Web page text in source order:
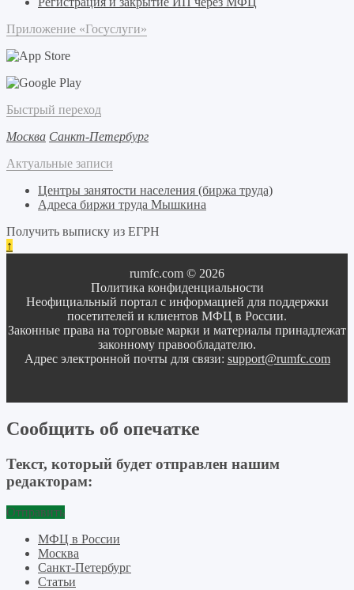
Приложение «Госуслуги»
Быстрый переход
Москва Санкт-Петербург
Актуальные записи
Центры занятости населения (биржа труда)
Адреса биржи труда Мышкина
Получить выписку из ЕГРН
↑
rumfc.com © 2026
Политика конфиденциальности
Неофициальный портал с информацией для поддержки
посетителей и клиентов МФЦ в России.
Законные права на торговые марки и материалы принадлежат
законному правообладателю.
Адрес электронной почты для связи: support@rumfc.com
Сообщить об опечатке
Текст, который будет отправлен нашим
редакторам:
Отправить
МФЦ в России
Москва
Санкт-Петербург
Статьи